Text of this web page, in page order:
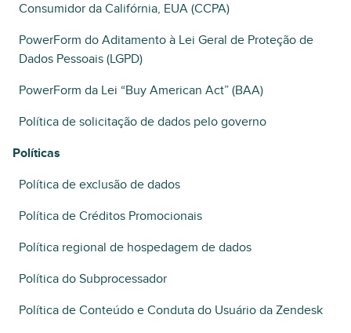
Consumidor da Califórnia, EUA (CCPA)
PowerForm do Aditamento à Lei Geral de Proteção de
Dados Pessoais (LGPD)
PowerForm da Lei “Buy American Act” (BAA)
Política de solicitação de dados pelo governo
Políticas
Política de exclusão de dados
Política de Créditos Promocionais
Política regional de hospedagem de dados
Política do Subprocessador
Política de Conteúdo e Conduta do Usuário da Zendesk